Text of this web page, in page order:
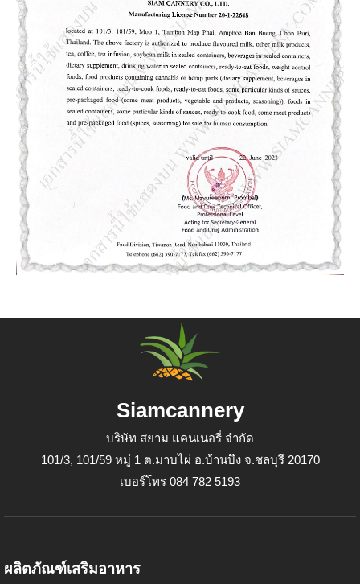
Siamcannery
บริษัท สยาม แคนเนอรี่ จำกัด
101/3, 101/59 หมู่ 1 ต.มาบไผ่ อ.บ้านบึง จ.ชลบุรี 20170
เบอร์โทร 084 782 5193
ผลิตภัณฑ์เสริมอาหาร